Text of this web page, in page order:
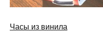
Часы из винила